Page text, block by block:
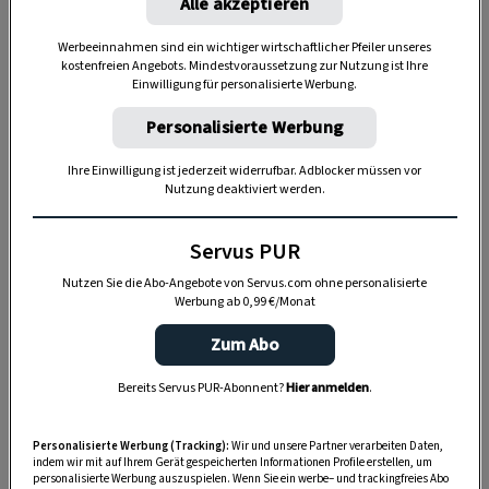
kann sie auch, wenn ihr etwas nicht
gefällt.
„Servus Garten“ auf WhatsApp
Nutzen Sie WhatsApp auf Ihrem Handy und lieben es, auf
dem Balkon, der Terrasse oder im Garten zu werkeln? In
Werbeeinnahmen sind ein wichtiger wirtschaftlicher Pfeiler unseres
kostenfreien Angebots. Mindestvoraussetzung zur Nutzung ist Ihre
Einwilligung für personalisierte Werbung.
Personalisierte Werbung
Ihre Einwilligung ist jederzeit widerrufbar. Adblocker müssen vor
Nutzung deaktiviert werden.
Servus PUR
Nutzen Sie die Abo-Angebote von Servus.com ohne personalisierte
Werbung ab 0,99 €/Monat
Zum Abo
Bereits Servus PUR-Abonnent?Hier anmelden.
Personalisierte Werbung (Tracking): Wir und unsere Partner verarbeiten Daten,
indem wir mit auf Ihrem Gerät gespeicherten Informationen Profile erstellen, um
personalisierte Werbung auszuspielen. Wenn Sie ein werbe– und trackingfreies Abo